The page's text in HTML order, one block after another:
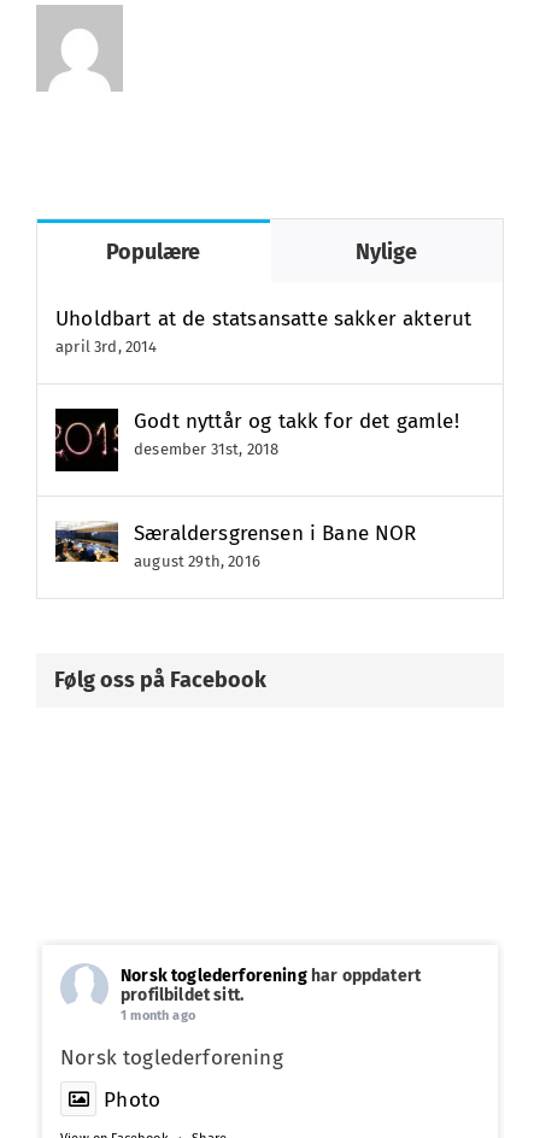
Populære Nylige
Uholdbart at de statsansatte sakker akterut
april 3rd, 2014
Godt nyttår og takk for det gamle!
desember 31st, 2018
Særaldersgrensen i Bane NOR
august 29th, 2016
Følg oss på Facebook
Norsk toglederforening har oppdatert
profilbildet sitt.
1 month ago
Norsk toglederforening
Photo